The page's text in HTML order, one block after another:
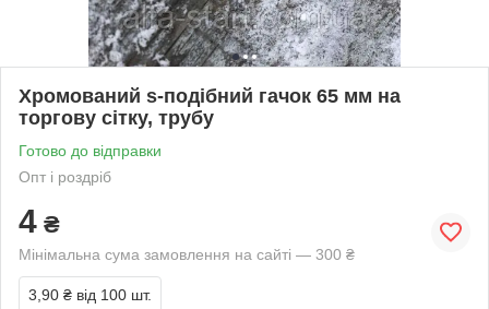
Хромований s-подібний гачок 65 мм на
торгову сітку, трубу
Готово до відправки
Опт і роздріб
4 ₴
Мінімальна сума замовлення на сайті — 300 ₴
3,90 ₴ від 100 шт.